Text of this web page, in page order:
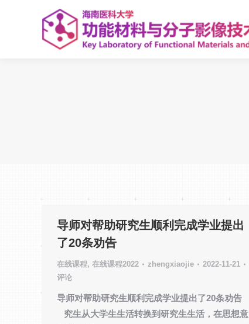
导师对帮助研究生顺利完成学业提出
了20条劝告
在线课程, 在线课程2022 zhengxiaojie
2022-11-21
评论
导师对帮助研究生顺利完成学业提出了20条劝告
究生从大学生生活转换到研究生生活，在思想意